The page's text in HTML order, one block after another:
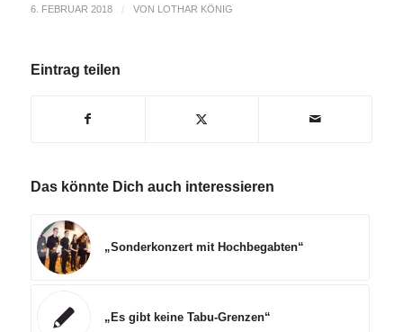
6. FEBRUAR 2018 / VON LOTHAR KÖNIG
Eintrag teilen
Das könnte Dich auch interessieren
„Sonderkonzert mit Hochbegabten“
„Es gibt keine Tabu-Grenzen“